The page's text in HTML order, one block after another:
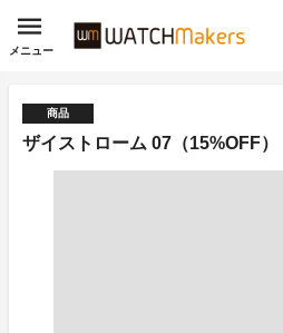
メニュー
商品
ザイストローム 07（15%OFF）